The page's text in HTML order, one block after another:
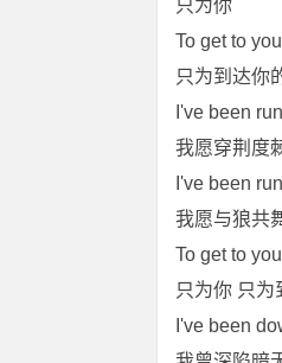
只为你
To get to you
只为到达你
I've been
我愿穿荆度
I've been
我愿与狼共
To get to
只为你 只为
I've been